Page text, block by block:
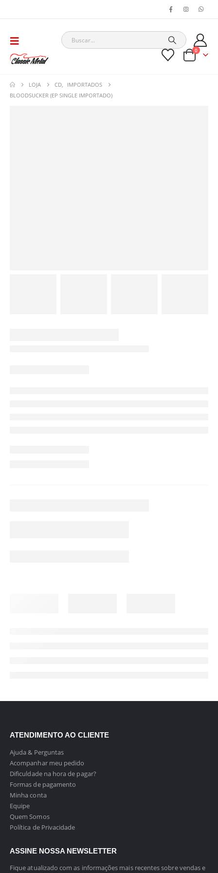
0
LOJA CD
IMPORTADOS
BLOODSUCKER (EP SINGLE IMPORTADO)
ATENDIMENTO AO CLIENTE
Ajuda & Perguntas
Acompanhar meu pedido
Dificuldade na hora de pagar?
Formas de pagamento
Minha conta
Equipe
Quem Somos
Política de Privacidade
ASSINE NOSSA NEWSLETTER
Fique atualizado com as informações mais recentes sobre vendas e